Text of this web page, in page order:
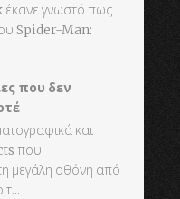
έκανε γνωστό πως
Spider-Man:
που δεν
και
που
μεγάλη οθόνη από